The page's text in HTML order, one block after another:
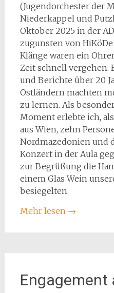
(Jugendorchester der
Niederkappel und
Oktober 2025 in der
zugunsten von
Klänge waren ein
Zeit schnell vergehen.
und Berichte über 20
Ostländern machten
zu lernen. Als
Moment erlebte ich,
aus Wien, zehn
Nordmazedonien und
Konzert in der Aula
zur Begrüßung die
einem Glas Wein
besiegelten.
Mehr lesen →
Engagement